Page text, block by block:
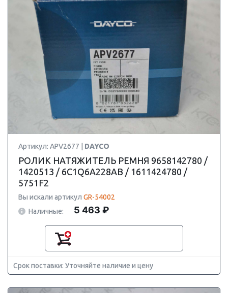
Артикул: APV2677 | DAYCO
РОЛИК НАТЯЖИТЕЛЬ РЕМНЯ 9658142780 /
1420513 / 6C1Q6A228AB / 1611424780 /
5751F2
Вы искали артикул GR-54002
Наличные:
5 463 ₽
Срок поставки: Уточняйте наличие и цену